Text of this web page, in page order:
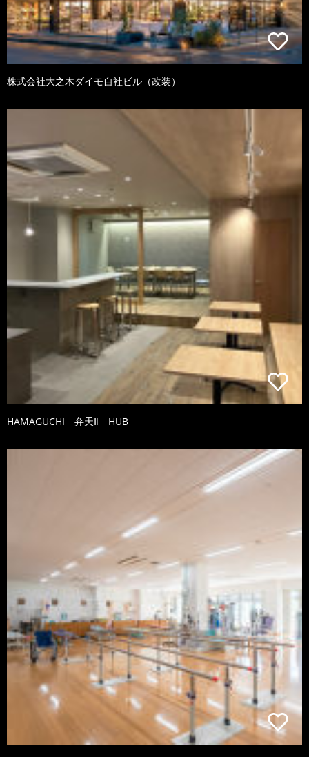
株式会社大之木ダイモ自社ビル（改装）
HAMAGUCHI 弁天Ⅱ HUB